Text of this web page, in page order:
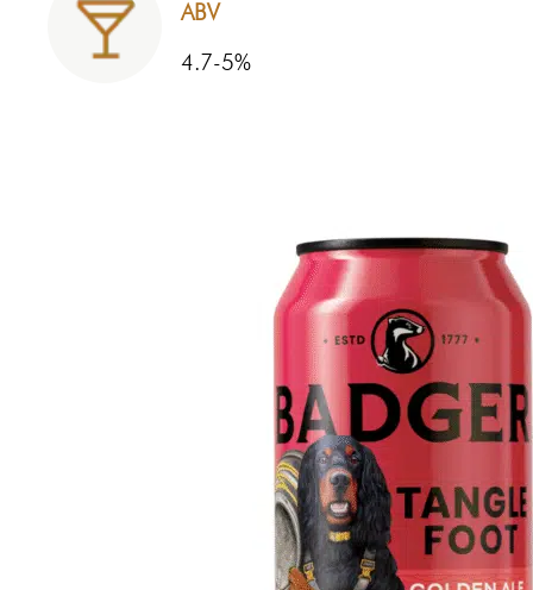
ABV
4.7-5%